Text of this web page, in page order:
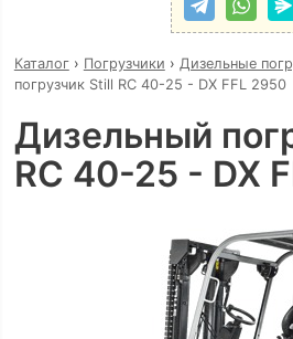
Каталог› Погрузчики › Дизельные
погрузчик Still RC 40-25 - DX FFL 2950
Дизельный
RC 40-25 - DX